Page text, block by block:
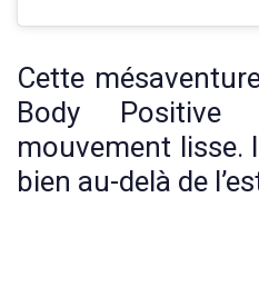
Cette
Body
mouvement lisse.
bien au-delà de